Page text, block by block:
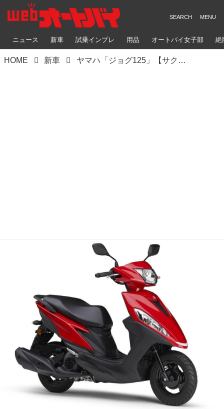
ニュース 新車 試乗インプレ 用品 オートバイ女子部 絶
HOME 新車 ヤマハ「ジョグ125」【サクッと読める！2026年モデル国産車図鑑】